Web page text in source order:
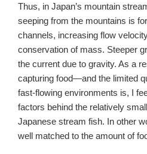
Thus, in Japan’s mountain
seeping from the mountains is
channels, increasing flow
conservation of mass. Steeper
the current due to gravity. As a
capturing food—and the limited
fast-flowing environments is, I
factors behind the relatively
Japanese stream fish. In other
well matched to the amount of